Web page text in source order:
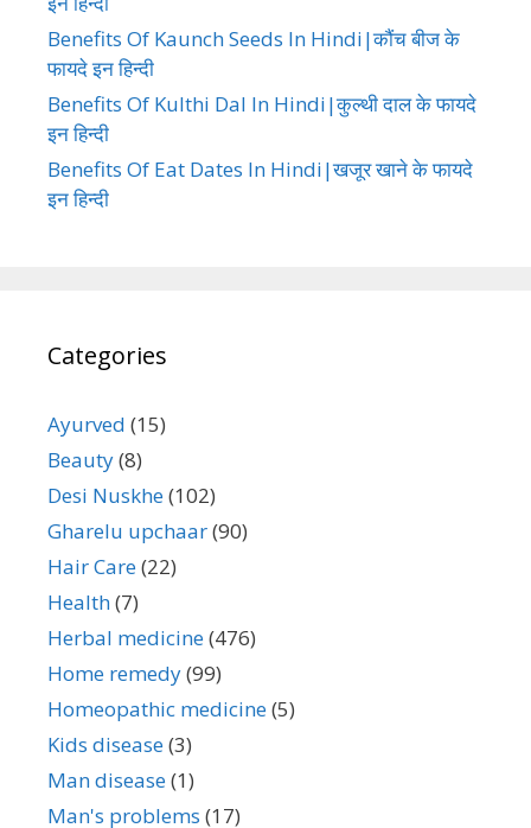
Benefits Of Kaunch Seeds In Hindi|कौंच बीज के
फायदे इन हिन्दी
Benefits Of Kulthi Dal In Hindi|कुल्थी दाल के फायदे
इन हिन्दी
Benefits Of Eat Dates In Hindi|खजूर खाने के फायदे
इन हिन्दी
Categories
Ayurved (15)
Beauty(8)
Desi Nuskhe(102)
Gharelu upchaar(90)
Hair Care(22)
Health(7)
Herbal medicine(476)
Home remedy(99)
Homeopathic medicine(5)
Kids disease(3)
Man disease(1)
Man's problems (17)